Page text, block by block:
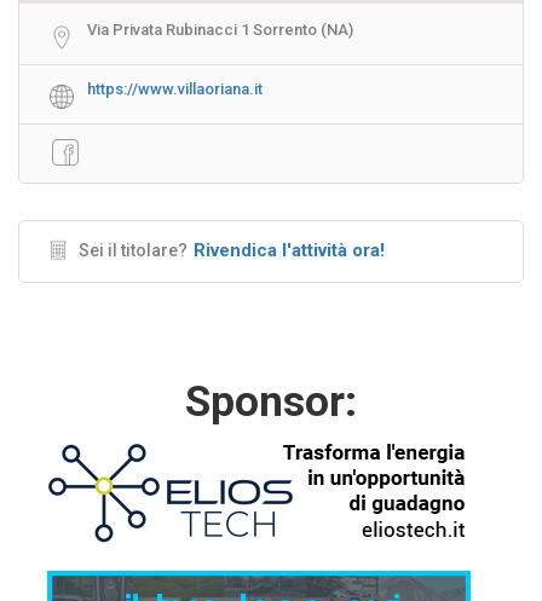
Via Privata Rubinacci 1 Sorrento (NA)
https://www.villaoriana.it
Sei il titolare? Rivendica l'attività ora!
Sponsor: